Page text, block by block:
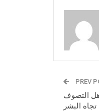
PREV
التصوف
تجاه البشر